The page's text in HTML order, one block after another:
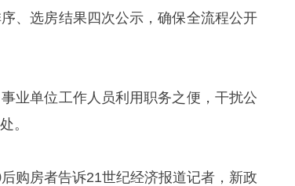
、选房结果四次公示，确保全流程公开
业单位工作人员利用职务之便，干扰公
。
购房者告诉21世纪经济报道记者，新政